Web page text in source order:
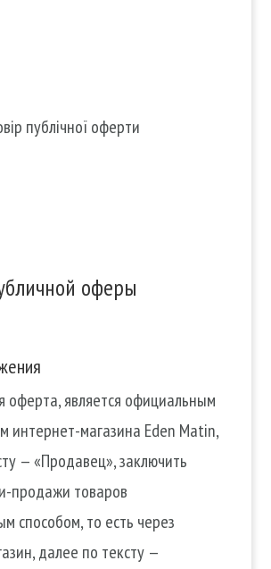
публічної оферти
оферы
оферта, является официальным
интернет-магазина Eden Matin,
— «Продавец», заключить
продажи товаров
способом, то есть через
далее по тексту —